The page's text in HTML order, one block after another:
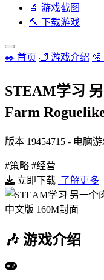
🔬 游戏截图
🔨 下载游戏
✒️ 首页 🛁 游戏介绍
STEAM学习
Farm
版本 19454715 - 电脑
#策略 #经营
立即下载 了解更多
🎶 游戏介绍